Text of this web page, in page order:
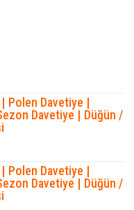
| Polen Davetiye |
Davetiye | Düğün /
| Polen Davetiye |
Davetiye | Düğün /